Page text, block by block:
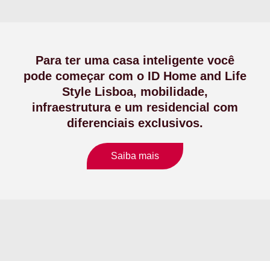
Para ter uma casa inteligente você
pode começar com o ID Home and Life
Style Lisboa, mobilidade,
infraestrutura e um residencial com
diferenciais exclusivos.
Saiba mais